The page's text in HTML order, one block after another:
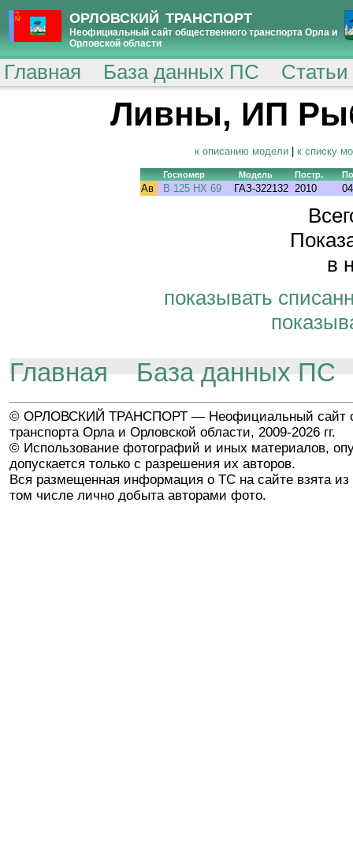
ОРЛОВСКИЙ ТРАНСПОРТ
Неофициальный сайт общественного транспорта Орла и
Орловской области
Главная База данных ПС
Ливны, ИП
к описанию модели к списку
Госномер Модель Постр.
Ав В 125 НХ 69 ГАЗ-322132 2010
в
показывать
Главная База данных ПС
© ОРЛОВСКИЙ ТРАНСПОРТ — Неофициальный сайт
транспорта Орла и Орловской области, 2009-2026 гг.
© Использование фотографий и иных материалов,
допускается только с разрешения их авторов.
Вся размещенная информация о ТС на сайте взята из
том числе лично добыта авторами фото.